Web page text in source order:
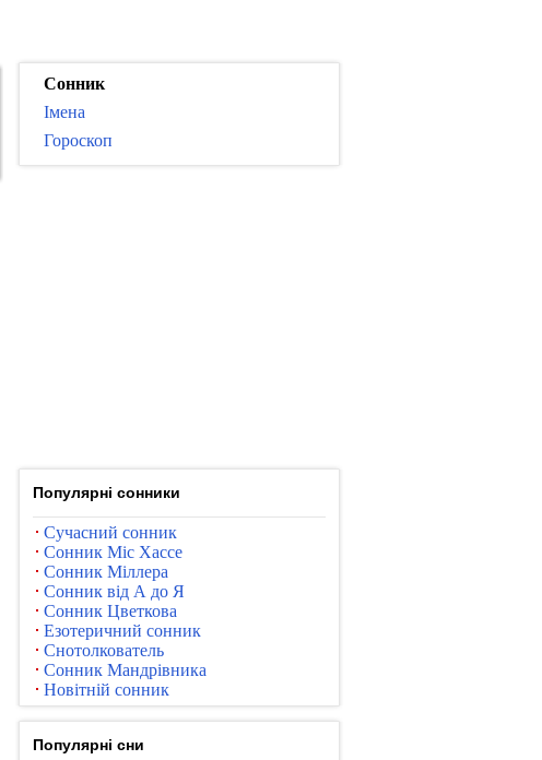
Сонник
Імена
Гороскоп
Популярні сонники
Сучасний сонник
Сонник Міс Хассе
Сонник Міллера
Сонник від А до Я
Сонник Цветкова
Езотеричний сонник
Снотолкователь
Сонник Мандрівника
Новітній сонник
Популярні сни